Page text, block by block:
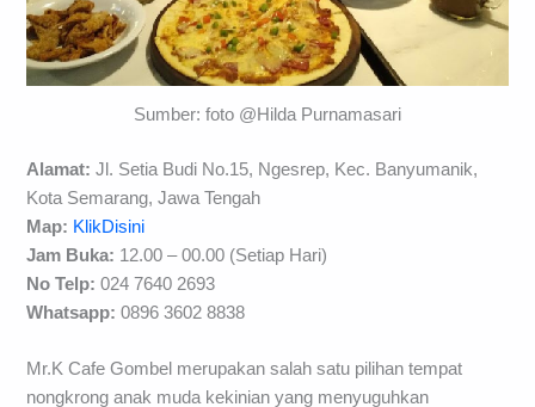
Sumber: foto @Hilda Purnamasari
Alamat: Jl. Setia Budi No.15, Ngesrep, Kec. Banyumanik,
Kota Semarang, Jawa Tengah
Map: KlikDisini
Jam Buka: 12.00 – 00.00 (Setiap Hari)
No Telp: 024 7640 2693
Whatsapp: 0896 3602 8838
Mr.K Cafe Gombel merupakan salah satu pilihan tempat
nongkrong anak muda kekinian yang menyuguhkan